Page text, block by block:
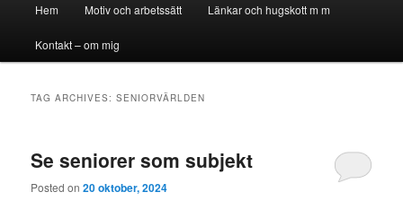
Skip to primary content
Skip to secondary content
Hem Motiv och arbetssätt Länkar och hugskott m m
Kontakt – om mig
TAG ARCHIVES:SENIORVÄRLDEN
Se seniorer som subjekt
Posted on20 oktober, 2024